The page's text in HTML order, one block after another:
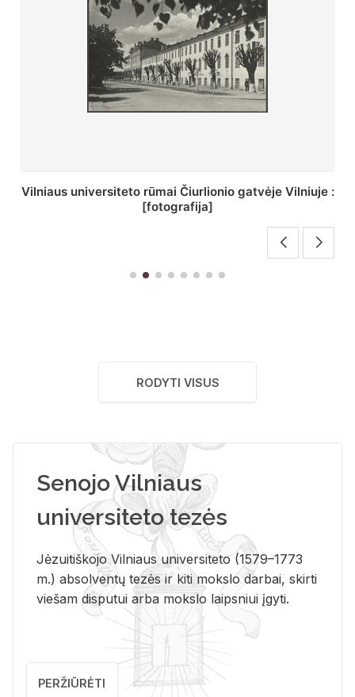
St. Batoro universiteto J. Pilsudskio kolegija :
[fotografija]
RODYTI VISUS
Senojo Vilniaus
universiteto tezės
Jėzuitiškojo Vilniaus universiteto (1579–1773
m.) absolventų tezės ir kiti mokslo darbai, skirti
viešam disputui arba mokslo laipsniui įgyti.
PERŽIŪRĖTI